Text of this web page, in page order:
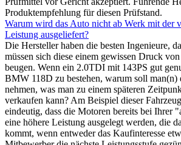
Produktempfehlung für diesen Prüfstand.
Warum wird das Auto nicht ab Werk mit der
Leistung ausgeliefert?
Die Hersteller haben die besten Ingenieure,
müssen sich diese einem gewissen Druck
beugen. Wenn ein 2.0TDI mit 143PS gut
BMW 118D zu bestehen, warum soll man(n)
nehmen, was man zu einem späteren
verkaufen kann? Am Beispiel dieser
eindeutig, dass die Motoren bereits bei Ihrer
eine höhere Leistung ausgelegt werden, die
kommt, wenn entweder das Kaufinteresse